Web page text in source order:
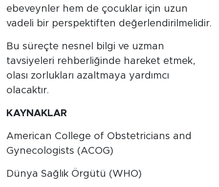
ebeveynler hem de çocuklar için uzun
vadeli bir perspektiften değerlendirilmelidir.
Bu süreçte nesnel bilgi ve uzman
tavsiyeleri rehberliğinde hareket etmek,
olası zorlukları azaltmaya yardımcı
olacaktır.
KAYNAKLAR
American College of Obstetricians and
Gynecologists (ACOG)
Dünya Sağlık Örgütü (WHO)